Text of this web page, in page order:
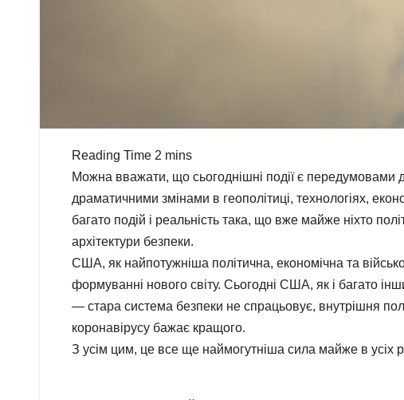
Можна вважати, що сьогоднішні події є передумовами
драматичними змінами в геополітиці, технологіях,
багато подій і реальність така, що вже майже ніхто
архітектури безпеки.
США, як найпотужніша політична, економічна та
формуванні нового світу. Сьогодні США, як і багато
— стара система безпеки не спрацьовує, внутрішня
коронавірусу бажає кращого.
З усім цим, це все ще наймогутніша сила майже в усіх